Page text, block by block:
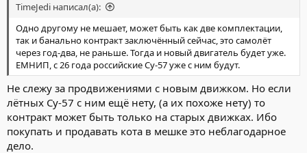
TimeJedi написал(а):
Одно другому не мешает, может быть как две комплектации,
так и банально контракт заключённый сейчас, это самолёт
через год-два, не раньше. Тогда и новый двигатель будет уже.
ЕМНИП, с 26 года российские Су-57 уже с ним будут.
Не слежу за продвижениями с новым движком. Но если
лётных Су-57 с ним ещё нету, (а их похоже нету) то
контракт может быть только на старых движках. Ибо
покупать и продавать кота в мешке это неблагодарное
дело.